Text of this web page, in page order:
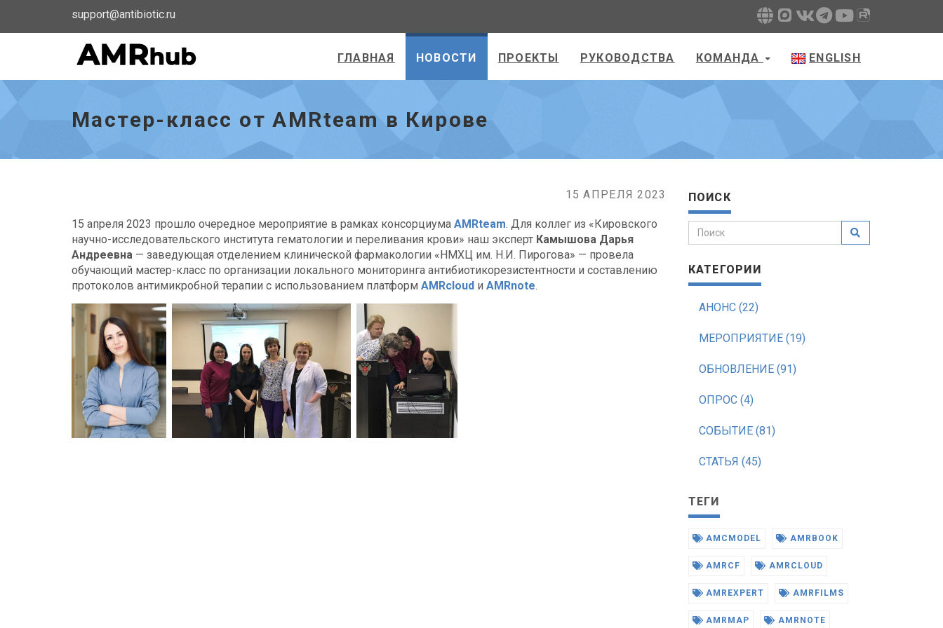
support@antibiotic.ru
AMRteam
в
-
ГЛАВНАЯ НОВОСТИ ПРОЕКТЫ РУКОВОДСТВА КОМАНДА ENGLISH
Мастер-класс от AMRteam в Кирове
15 АПРЕЛЯ 2023
15 апреля 2023 прошло очередное мероприятие в рамках консорциума AMRteam. Для коллег из «Кировского
научно-исследовательского института гематологии и переливания крови» наш эксперт Камышова Дарья
Андреевна — заведующая отделением клинической фармакологии «НМХЦ им. Н.И. Пирогова» — провела
обучающий мастер-класс по организации локального мониторинга антибиотикорезистентности и составлению
протоколов антимикробной терапии с использованием платформ AMRcloud и AMRnote.
ПОИСК
КАТЕГОРИИ
АНОНС (22)
МЕРОПРИЯТИЕ (19)
ОБНОВЛЕНИЕ (91)
ОПРОС (4)
СОБЫТИЕ (81)
СТАТЬЯ (45)
ТЕГИ
AMCMODEL AMRBOOK
AMRCF AMRCLOUD
AMREXPERT AMRFILMS
AMRMAP AMRNOTE